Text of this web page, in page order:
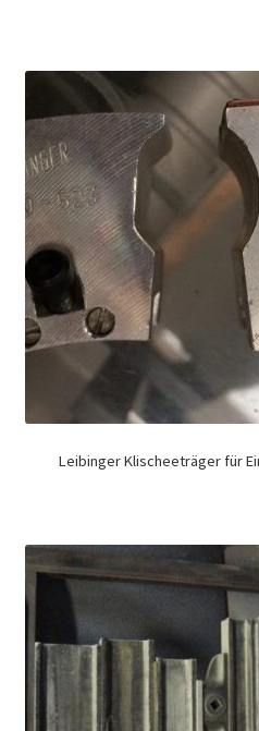
Leibinger Klischeeträger für